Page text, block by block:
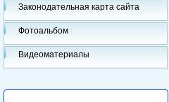
Законодательная карта сайта
Фотоальбом
Видеоматериалы